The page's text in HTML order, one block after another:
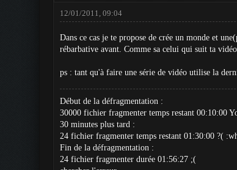
12/01/2011, 09:04
Dans ce cas je te propose de crée un monde et
rébarbative avant. Comme sa celui qui suit ta
ps : tant qu'à faire une série de vidéo utilise la
Début de la défragmentation :
30000 fichier fragmenter temps restant 00:10:00
30 minutes plus tard :
24 fichier fragmenter temps restant 01:30:00 ?(
Fin de la défragmentation :
24 fichier fragmenter durée 01:56:27 ;(